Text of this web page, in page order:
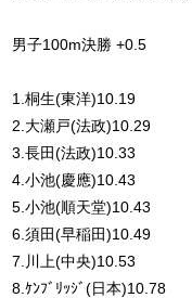
男子100m決勝 +0.5
1.桐生(東洋)10.19
2.大瀬戸(法政)10.29
3.長田(法政)10.33
4.小池(慶應)10.43
5.小池(順天堂)10.43
6.須田(早稲田)10.49
7.川上(中央)10.53
8.ｹﾝﾌﾞﾘｯｼﾞ(日本)10.78